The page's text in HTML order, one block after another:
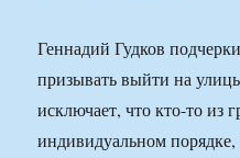
Геннадий Гудков
призывать выйти на
исключает, что кто-то из
индивидуальном